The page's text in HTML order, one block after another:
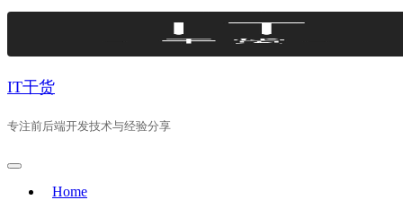
Skip
IT干货
专注前后端开发技术与经验分享
Home